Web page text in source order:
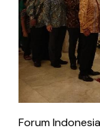
Forum